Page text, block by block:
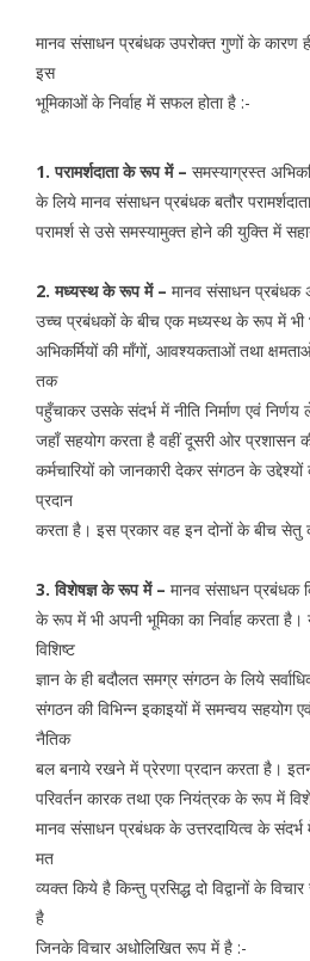
मानव संसाधन प्रबंधक उपरोक्त गुणों के
इस
भूमिकाओं के निर्वाह में सफल होता है :-
1. परामर्शदाता के रूप में – समस्याग्रस्त
के लिये मानव संसाधन प्रबंधक बतौर
परामर्श से उसे समस्यामुक्त होने की युक्ति में
2. मध्यस्थ के रूप में – मानव संसाधन प्रबंधक
उच्च प्रबंधकों के बीच एक मध्यस्थ के रूप में भी
अभिकर्मियों की माँगों, आवश्यकताओं तथा
तक
पहुँचाकर उसके संदर्भ में नीति निर्माण एवं
जहाँ सहयोग करता है वहीं दूसरी ओर प्रशासन
कर्मचारियों को जानकारी देकर संगठन के उद्देश्यों
प्रदान
करता है। इस प्रकार वह इन दोनों के बीच सेतु
3. विशेषज्ञ के रूप में – मानव संसाधन प्रबंधक
के रूप में भी अपनी भूमिका का निर्वाह करता
विशिष्ट
ज्ञान के ही बदौलत समग्र संगठन के लिये
संगठन की विभिन्न इकाइयों में समन्वय सहयोग
नैतिक
बल बनाये रखने में प्रेरणा प्रदान करता है।
परिवर्तन कारक तथा एक नियंत्रक के रूप में
मानव संसाधन प्रबंधक के उत्तरदायित्व के संदर्भ
मत
व्यक्त किये है किन्तु प्रसिद्ध दो विद्वानों के
है
जिनके विचार अधोलिखित रूप में है :-